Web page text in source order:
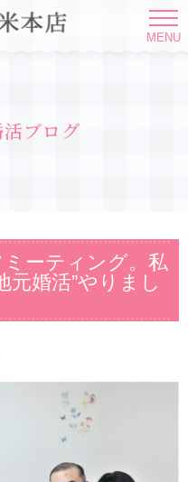
MENU
ブログ
ーティング。私
元婚活”やりまし